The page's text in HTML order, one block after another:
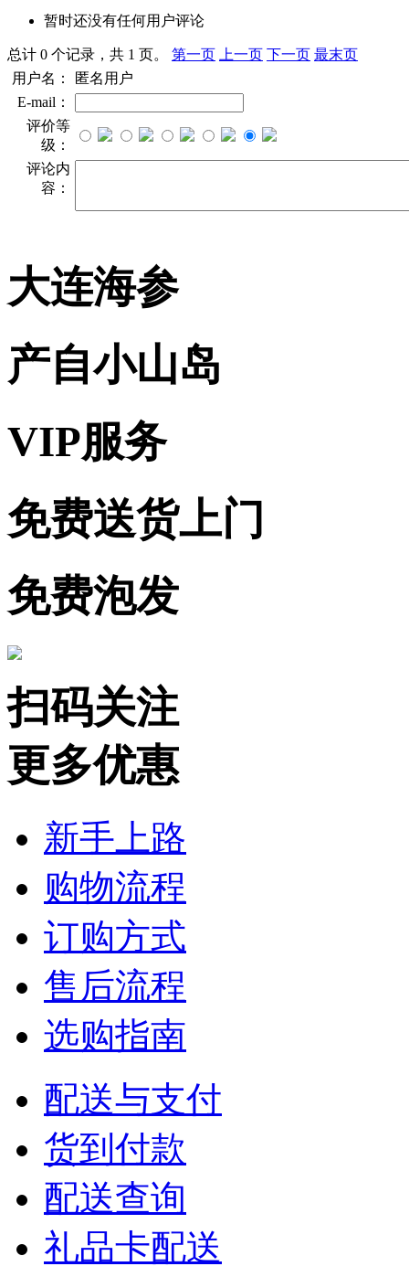
暂时还没有任何用户评论
总计 0 个记录，共 1 页。 第一页 上一页 下一页 最末页
用户名：
匿名用户
E-mail：
评价等
级：
评论内
容：
大连海参
产自小山岛
VIP服务
免费送货上门
免费泡发
扫码关注
更多优惠
新手上路
购物流程
订购方式
售后流程
选购指南
配送与支付
货到付款
配送查询
礼品卡配送